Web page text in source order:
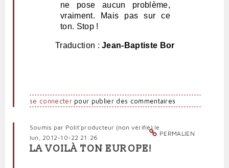
ne pose aucun problème,
vraiment. Mais pas sur ce
ton. Stop !
Traduction :Jean-Baptiste Bor
se connecterpour publier des commentaires
PERMALIEN
Soumis par Polit'producteur (non vérifié)le
lun, 2012-10-22 21:26
LA VOILÀ TON EUROPE!